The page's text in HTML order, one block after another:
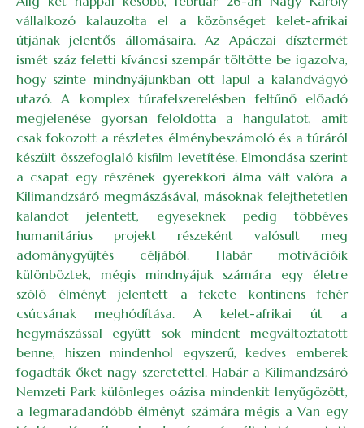
vállalkozó kalauzolta el a közönséget kelet-afrikai
útjának jelentős állomásaira. Az Apáczai dísztermét
ismét száz feletti kíváncsi szempár töltötte be igazolva,
hogy szinte mindnyájunkban ott lapul a kalandvágyó
utazó. A komplex túrafelszerelésben feltűnő előadó
megjelenése gyorsan feloldotta a hangulatot, amit
csak fokozott a részletes élménybeszámoló és a túráról
készült összefoglaló kisfilm levetítése. Elmondása szerint
a csapat egy részének gyerekkori álma vált valóra a
Kilimandzsáró megmászásával, másoknak felejthetetlen
kalandot jelentett, egyeseknek pedig többéves
humanitárius projekt részeként valósult meg
adománygyűjtés céljából. Habár motivációik
különböztek, mégis mindnyájuk számára egy életre
szóló élményt jelentett a fekete kontinens fehér
csúcsának meghódítása. A kelet-afrikai út a
hegymászással együtt sok mindent megváltoztatott
benne, hiszen mindenhol egyszerű, kedves emberek
fogadták őket nagy szeretettel. Habár a Kilimandzsáró
Nemzeti Park különleges oázisa mindenkit lenyűgözött,
a legmaradandóbb élményt számára mégis a Van egy